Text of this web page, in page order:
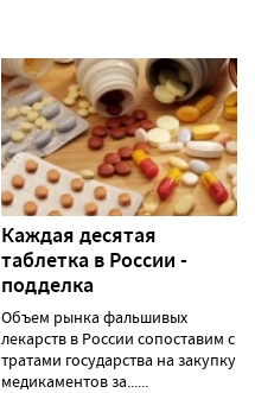
Каждая десятая
таблетка в России -
подделка
Объем рынка фальшивых
лекарств в России сопоставим с
тратами государства на закупку
медикаментов за......